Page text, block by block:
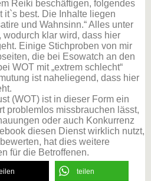
Reiki beschäftigen, folgendes
it`s best. Die Inhalte liegen
und Wahnsinn.“ Alles unter
klar wird, dass hier
Einige Stichproben von mir
die bei Esowatch an den
WOT mit „extrem schlecht“
ist naheliegend, dass hier
(WOT) ist in dieser Form ein
problemlos missbrauchen lässt,
oder auch Konkurrenz
diesen Dienst wirklich nutzt,
hat dies weitere
für die Betroffenen.
teilen